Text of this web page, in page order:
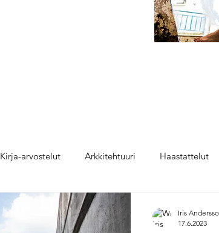
Kirja-arvostelut Arkkitehtuuri Haastattelut
Iris
17.6.2023